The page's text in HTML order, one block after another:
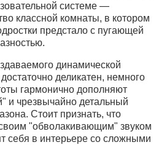
системе —
классной комнаты, в котором
предстало с пугающей
динамической
деликатен, немного
гармонично дополняют
и чрезвычайно детальный
Стоит признать, что
"обволакивающим" звуком
себя в интерьере со сложными